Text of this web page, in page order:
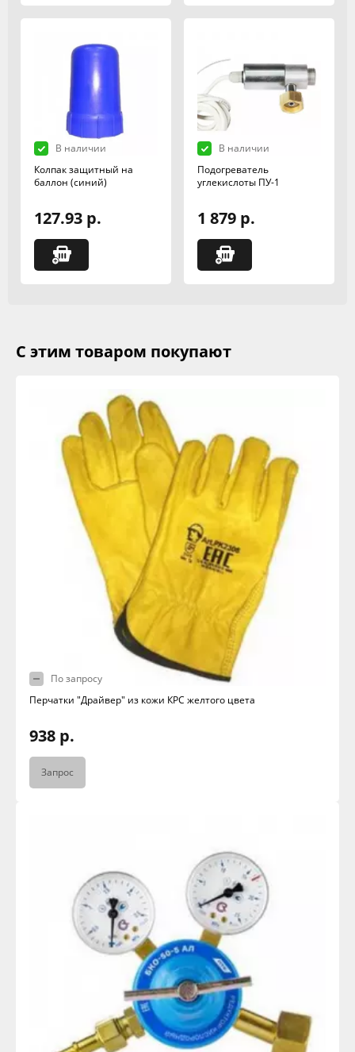
В наличии
Колпак защитный на
баллон (синий)
127.93 р.
В наличии
Подогреватель
углекислоты ПУ-1
1 879 р.
С этим товаром покупают
По запросу
Перчатки "Драйвер" из кожи КРС желтого цвета
938 р.
Запрос